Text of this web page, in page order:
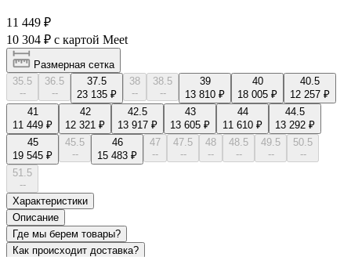
11 449 ₽
10 304 ₽ с картой Meet
Размерная сетка
35.5
--
36.5
--
37.5
23 135 ₽
38
--
38.5
--
39
13 810 ₽
40
18 005 ₽
40.5
12 257 ₽
41
11 449 ₽
42
12 321 ₽
42.5
13 917 ₽
43
13 605 ₽
44
11 610 ₽
44.5
13 292 ₽
45
19 545 ₽
45.5
--
46
15 483 ₽
47
--
47.5
--
48
--
48.5
--
49.5
--
50.5
--
51.5
--
Характеристики
Описание
Где мы берем товары?
Как происходит доставка?